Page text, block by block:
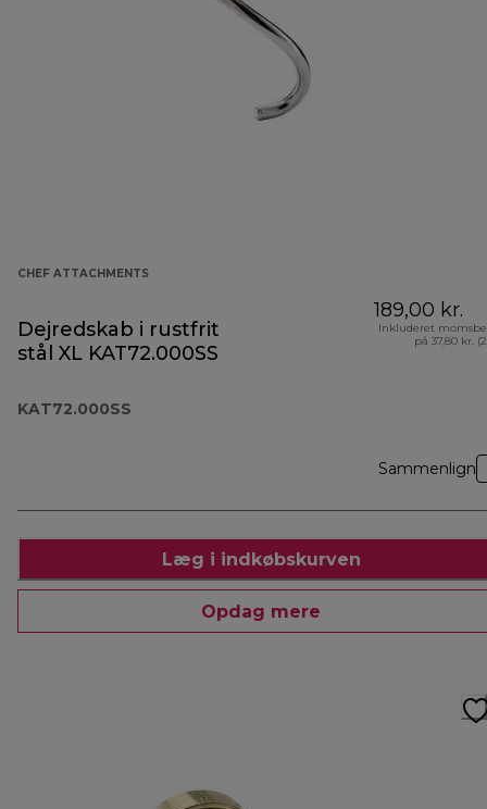
CHEF ATTACHMENTS
Dejredskab i rustfrit
stål XL KAT72.000SS
KAT72.000SS
189,00 kr.
Inkluderet
på 37,80 kr.
Sammenlign
Læg i indkøbskurven
Opdag mere